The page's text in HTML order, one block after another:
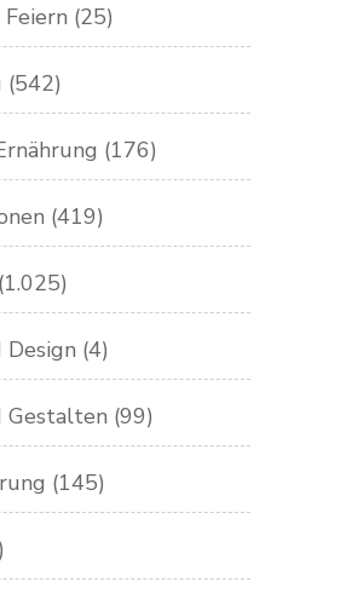
(25)
(542)
(176)
(419)
(1.025)
Design (4)
Gestalten (99)
(145)